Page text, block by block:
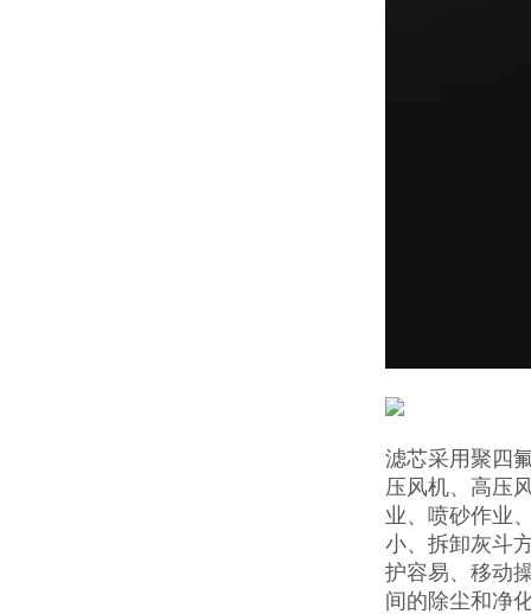
滤芯采用聚四
压风机、高压
业、喷砂作业
小、拆卸灰斗
护容易、移动
间的除尘和净